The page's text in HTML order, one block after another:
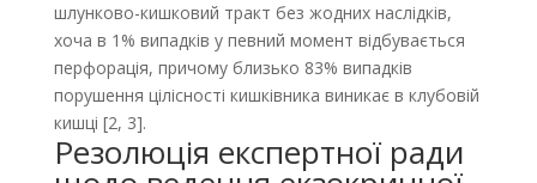
шлунково-кишковий тракт без жодних наслідків,
хоча в 1% випадків у певний момент відбувається
перфорація, причому близько 83% випадків
порушення цілісності кишківника виникає в клубовій
кишці [2, 3].
Резолюція експертної ради